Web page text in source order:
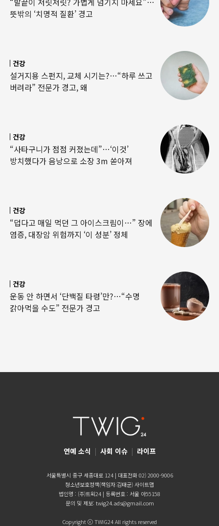
뜻밖의 ‘치명적 질환’ 경고
건강
설거지용 스펀지, 교체 시기는?…“하루 쓰고
버려라” 전문가 경고, 왜
건강
“사타구니가 점점 커졌는데”…‘이것’
방치했다가 음낭으로 소장 3m 쏟아져
건강
“덥다고 매일 먹던 그 아이스크림이…” 장에
염증, 대장암 위험까지 ‘이 성분’ 정체
건강
운동 안 하면서 ‘단백질 타령’만?…“수명
갉아먹을 수도” 전문가 경고
연예 소식 | 사회 이슈 | 라이프
서울특별시 중구 세종대로 124 | 대표전화 02) 2000-9006
청소년보호정책(책임자:김태균)사이트맵
법인명 : (주)트윅24 | 등록번호 : 서울 아55158
문의 및 제보: twig24.ads@gmail.com
Copyright ⓒ TWIG24 All rights reserved